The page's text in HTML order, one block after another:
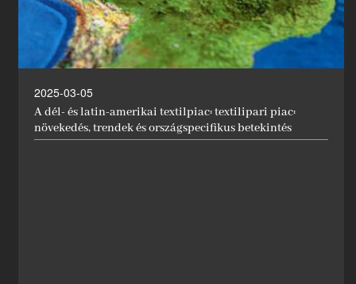
2025-03-05
A dél- és latin-amerikai textilpiac: textilipari piac:
növekedés, trendek és országspecifikus betekintés